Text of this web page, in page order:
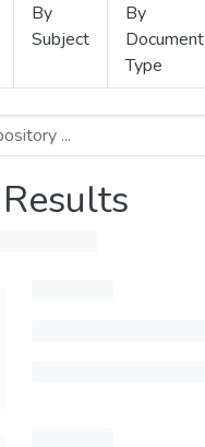
By
Subject
By
Document
Type